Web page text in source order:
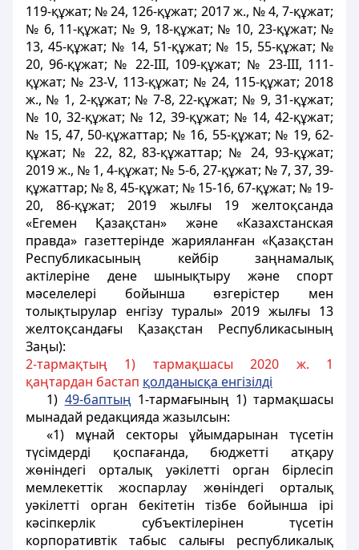
119-құжат; № 24, 126-құжат; 2017 ж., № 4, 7-құжат;
№ 6, 11-құжат; № 9, 18-құжат; № 10, 23-құжат; №
13, 45-құжат; № 14, 51-құжат; № 15, 55-құжат; №
20, 96-құжат; № 22-ІІІ, 109-құжат; № 23-ІІІ, 111-
құжат; № 23-V, 113-құжат; № 24, 115-құжат; 2018
ж., № 1, 2-құжат; № 7-8, 22-құжат; № 9, 31-құжат;
№ 10, 32-құжат; № 12, 39-құжат; № 14, 42-құжат;
№ 15, 47, 50-құжаттар; № 16, 55-құжат; № 19, 62-
құжат; № 22, 82, 83-құжаттар; № 24, 93-құжат;
2019 ж., № 1, 4-құжат; № 5-6, 27-құжат; № 7, 37, 39-
құжаттар; № 8, 45-құжат; № 15-16, 67-құжат; № 19-
20, 86-құжат; 2019 жылғы 19 желтоқсанда
«Егемен Қазақстан» және «Казахстанская
правда» газеттерінде жарияланған «Қазақстан
Республикасының кейбір заңнамалық
актілеріне дене шынықтыру және спорт
мәселелері бойынша өзгерістер мен
толықтырулар енгізу туралы» 2019 жылғы 13
желтоқсандағы Қазақстан Республикасының
Заңы):
2-тармақтың 1) тармақшасы 2020 ж. 1
қаңтардан бастап қолданысқа енгізілді
1) 49-баптың 1-тармағының 1) тармақшасы
мынадай редакцияда жазылсын:
«1) мұнай секторы ұйымдарынан түсетін
түсімдерді қоспағанда, бюджетті атқару
жөніндегі орталық уәкілетті орган бірлесіп
мемлекеттік жоспарлау жөніндегі орталық
уәкілетті орган бекітетін тізбе бойынша ірі
кәсіпкерлік субъектілерінен түсетін
корпоративтік табыс салығы республикалық